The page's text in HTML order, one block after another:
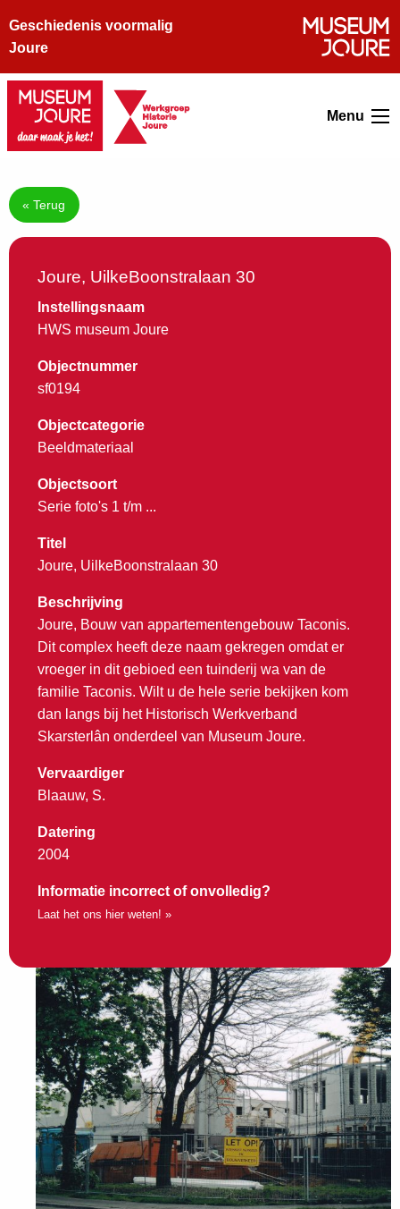
Geschiedenis voormalig
Joure
Menu
« Terug
Joure, UilkeBoonstralaan 30
Instellingsnaam
HWS museum Joure
Objectnummer
sf0194
Objectcategorie
Beeldmateriaal
Objectsoort
Serie foto's 1 t/m ...
Titel
Joure, UilkeBoonstralaan 30
Beschrijving
Joure, Bouw van appartementengebouw Taconis.
Dit complex heeft deze naam gekregen omdat er
vroeger in dit gebioed een tuinderij wa van de
familie Taconis. Wilt u de hele serie bekijken kom
dan langs bij het Historisch Werkverband
Skarsterlân onderdeel van Museum Joure.
Vervaardiger
Blaauw, S.
Datering
2004
Informatie incorrect of onvolledig?
Laat het ons hier weten! »